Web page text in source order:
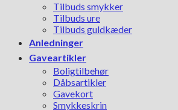
Tilbuds smykker
Tilbuds ure
Tilbuds guldkæder
Anledninger
Gaveartikler
Boligtilbehør
Dåbsartikler
Gavekort
Smykkeskrin